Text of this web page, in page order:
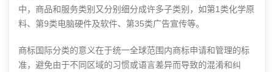
中，商品和服务类别又分别细分成许多子类别，如第1类化学原
料、第9类电脑硬件及软件、第35类广告宣传等。
商标国际分类的意义在于统一全球范围内商标申请和管理的标
准，避免由于不同区域的习惯或语言差异而导致的混淆和纠